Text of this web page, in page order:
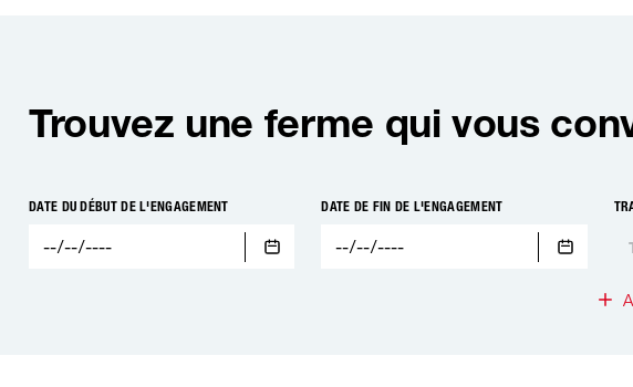
Trouvez une ferme qui vous
DATE DU DÉBUT DE L'ENGAGEMENT DATE DE FIN DE L'ENGAGEMENT